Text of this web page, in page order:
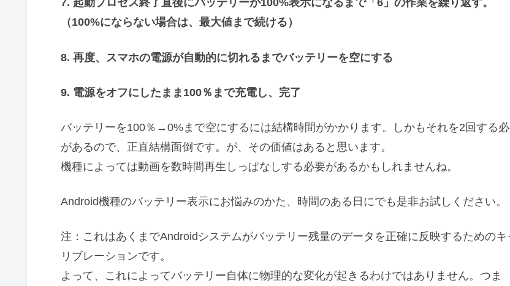
7. 起動プロセス終了直後にバッテリーが100%表示になるまで「6」の作業を繰り返す。
（100%にならない場合は、最大値まで続ける）
8. 再度、スマホの電源が自動的に切れるまでバッテリーを空にする
9. 電源をオフにしたまま100％まで充電し、完了
バッテリーを100％→0%まで空にするには結構時間がかかります。しかもそれを2回する
があるので、正直結構面倒です。が、その価値はあると思います。
機種によっては動画を数時間再生しっぱなしする必要があるかもしれませんね。
Android機種のバッテリー表示にお悩みのかた、時間のある日にでも是非お試しください。
注：これはあくまでAndroidシステムがバッテリー残量のデータを正確に反映するためのキ
リブレーションです。
よって、これによってバッテリー自体に物理的な変化が起きるわけではありません。つま